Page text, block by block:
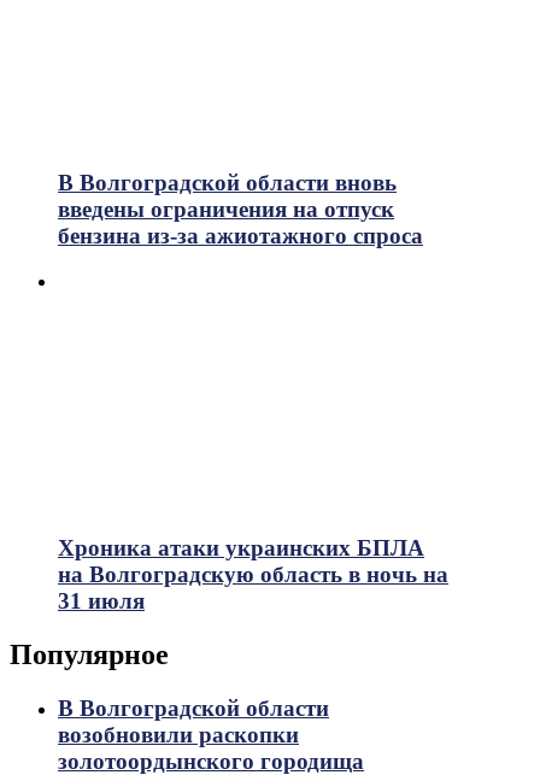
В Волгоградской области вновь
введены ограничения на отпуск
бензина из-за ажиотажного спроса
Хроника атаки украинских БПЛА
на Волгоградскую область в ночь на
31 июля
Популярное
В Волгоградской области
возобновили раскопки
золотоордынского городища